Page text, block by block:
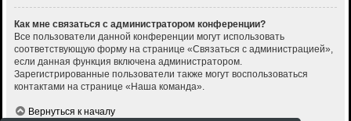
Как мне связаться с администратором конференции?
Все пользователи данной конференции могут использовать
соответствующую форму на странице «Связаться с администрацией»,
если данная функция включена администратором.
Зарегистрированные пользователи также могут воспользоваться
контактами на странице «Наша команда».
Вернуться к началу